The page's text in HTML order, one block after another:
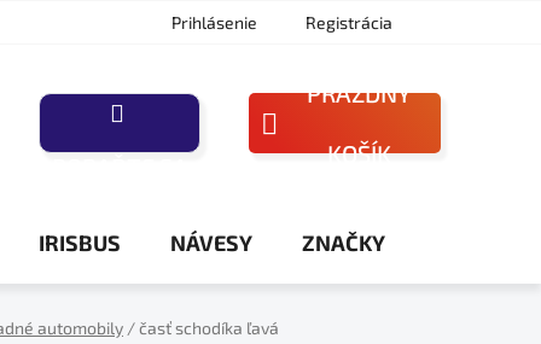
Prihlásenie Registrácia
NÁKUPNÝ
PRÁZDNY
KOŠÍK
IRISBUS NÁVESY ZNAČKY
automobily /časť schodíka ľavá